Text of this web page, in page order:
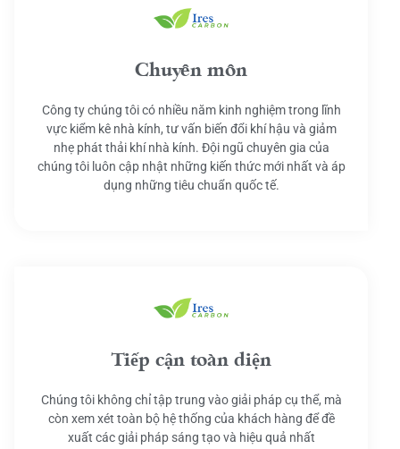
Chuyên môn
Công ty chúng tôi có nhiều năm kinh nghiệm trong lĩnh
vực kiểm kê nhà kính, tư vấn biến đổi khí hậu và giảm
nhẹ phát thải khí nhà kính. Đội ngũ chuyên gia của
chúng tôi luôn cập nhật những kiến thức mới nhất và áp
dụng những tiêu chuẩn quốc tế.
Tiếp cận toàn diện
Chúng tôi không chỉ tập trung vào giải pháp cụ thể, mà
còn xem xét toàn bộ hệ thống của khách hàng để đề
xuất các giải pháp sáng tạo và hiệu quả nhất